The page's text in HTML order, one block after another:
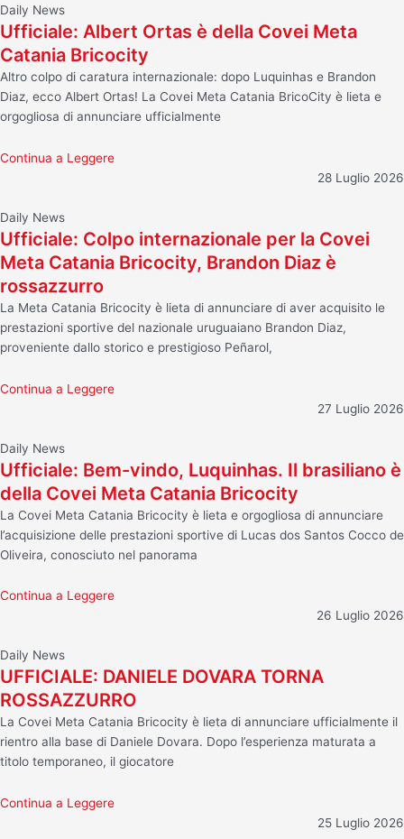
Daily News
Ufficiale: Albert Ortas è della Covei Meta
Catania Bricocity
Altro colpo di caratura internazionale: dopo Luquinhas e Brandon
Diaz, ecco Albert Ortas! La Covei Meta Catania BricoCity è lieta e
orgogliosa di annunciare ufficialmente
Continua a Leggere
28 Luglio 2026
Daily News
Ufficiale: Colpo internazionale per la Covei
Meta Catania Bricocity, Brandon Diaz è
rossazzurro
La Meta Catania Bricocity è lieta di annunciare di aver acquisito le
prestazioni sportive del nazionale uruguaiano Brandon Diaz,
proveniente dallo storico e prestigioso Peñarol,
Continua a Leggere
27 Luglio 2026
Daily News
Ufficiale: Bem-vindo, Luquinhas. Il brasiliano è
della Covei Meta Catania Bricocity
La Covei Meta Catania Bricocity è lieta e orgogliosa di annunciare
l’acquisizione delle prestazioni sportive di Lucas dos Santos Cocco de
Oliveira, conosciuto nel panorama
Continua a Leggere
26 Luglio 2026
Daily News
UFFICIALE: DANIELE DOVARA TORNA
ROSSAZZURRO
La Covei Meta Catania Bricocity è lieta di annunciare ufficialmente il
rientro alla base di Daniele Dovara. Dopo l’esperienza maturata a
titolo temporaneo, il giocatore
Continua a Leggere
25 Luglio 2026